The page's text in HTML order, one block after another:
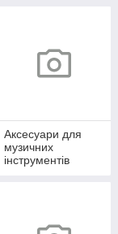
Аксесуари для
музичних
інструментів